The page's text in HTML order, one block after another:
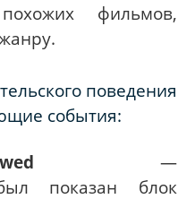
фильмов,
поведения
события:
—
показан блок